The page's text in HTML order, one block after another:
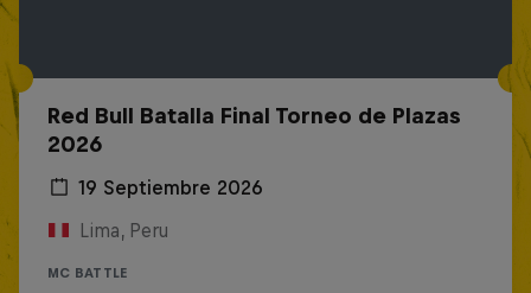
Red Bull Batalla Final Torneo de Plazas
2026
19 Septiembre 2026
Lima, Peru
MC BATTLE